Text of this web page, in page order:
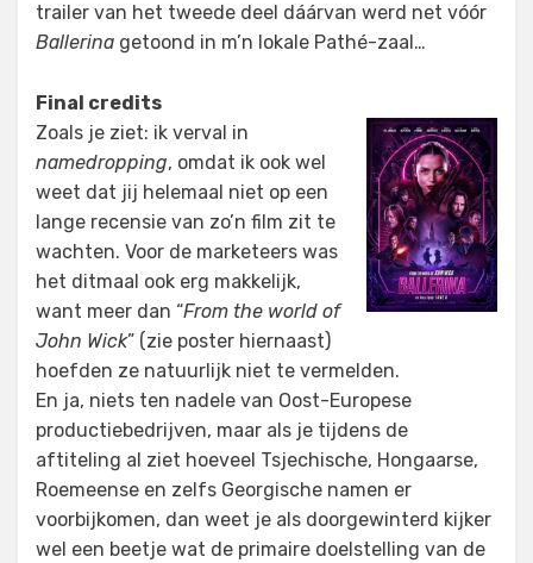
trailer van het tweede deel dáárvan werd net vóór
Ballerina getoond in m’n lokale Pathé-zaal…
Final credits
Zoals je ziet: ik verval in
namedropping, omdat ik ook wel
weet dat jij helemaal niet op een
lange recensie van zo’n film zit te
wachten. Voor de marketeers was
het ditmaal ook erg makkelijk,
want meer dan “From the world of
John Wick” (zie poster hiernaast)
hoefden ze natuurlijk niet te vermelden.
En ja, niets ten nadele van Oost-Europese
productiebedrijven, maar als je tijdens de
aftiteling al ziet hoeveel Tsjechische, Hongaarse,
Roemeense en zelfs Georgische namen er
voorbijkomen, dan weet je als doorgewinterd kijker
wel een beetje wat de primaire doelstelling van de